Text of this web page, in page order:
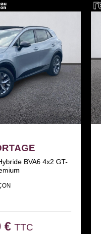
BVA6 4x2 GT-
€ TTC